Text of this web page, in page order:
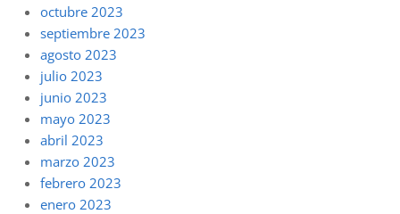
octubre 2023
septiembre 2023
agosto 2023
julio 2023
junio 2023
mayo 2023
abril 2023
marzo 2023
febrero 2023
enero 2023